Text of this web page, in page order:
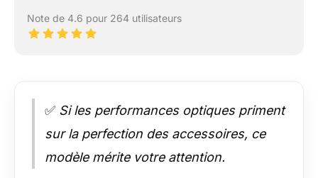
Note de 4.6 pour 264 utilisateurs
✅ Si les performances optiques priment
sur la perfection des accessoires, ce
modèle mérite votre attention.